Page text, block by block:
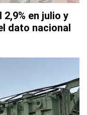
en julio y
dato nacional